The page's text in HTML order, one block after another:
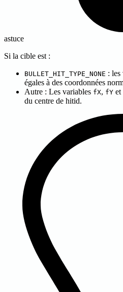
astuce
Si la cible est :
BULLET_HIT_TYPE_NONE : les
égales à des coordonnées
Autre : Les variables fX, fY et
du centre de hitid.